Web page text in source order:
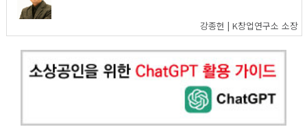
강종헌 | K창업연구소 소장